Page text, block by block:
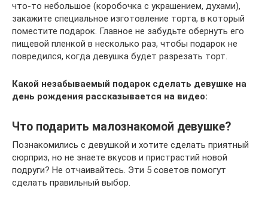
что-то небольшое (коробочка с украшением, духами),
закажите специальное изготовление торта, в который
поместите подарок. Главное не забудьте обернуть его
пищевой пленкой в несколько раз, чтобы подарок не
повредился, когда девушка будет разрезать торт.
Какой незабываемый подарок сделать девушке на
день рождения рассказывается на видео:
Что подарить малознакомой девушке?
Познакомились с девушкой и хотите сделать приятный
сюрприз, но не знаете вкусов и пристрастий новой
подруги? Не отчаивайтесь. Эти 5 советов помогут
сделать правильный выбор.